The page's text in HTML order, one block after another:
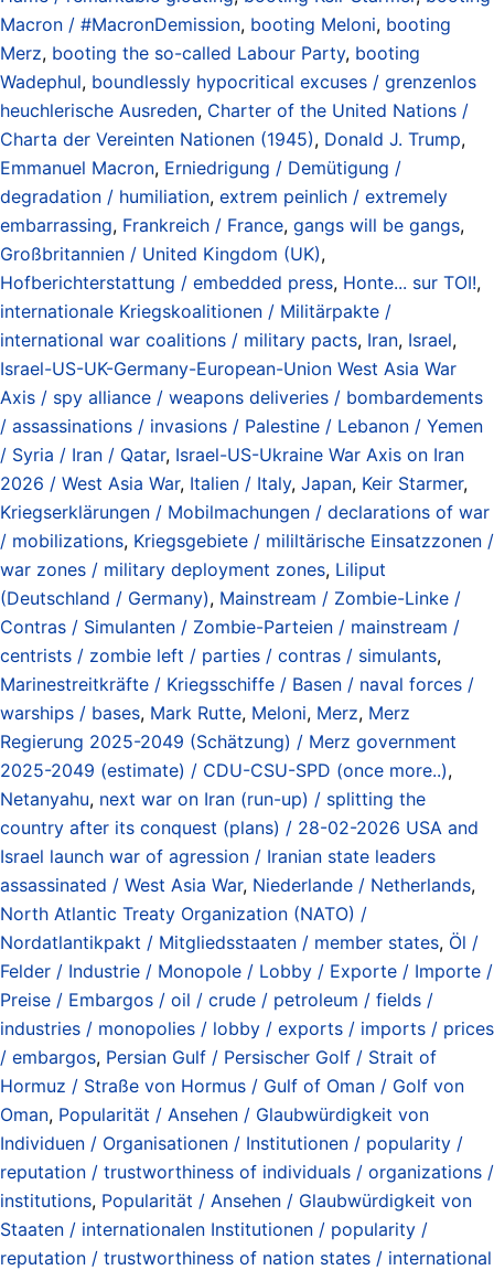
Macron / #MacronDemission, booting Meloni, booting
Merz, booting the so-called Labour Party, booting
Wadephul, boundlessly hypocritical excuses / grenzenlos
heuchlerische Ausreden, Charter of the United Nations /
Charta der Vereinten Nationen (1945), Donald J. Trump,
Emmanuel Macron, Erniedrigung / Demütigung /
degradation / humiliation, extrem peinlich / extremely
embarrassing, Frankreich / France, gangs will be gangs,
Großbritannien / United Kingdom (UK),
Hofberichterstattung / embedded press, Honte... sur TOI!,
internationale Kriegskoalitionen / Militärpakte /
international war coalitions / military pacts, Iran, Israel,
Israel-US-UK-Germany-European-Union West Asia War
Axis / spy alliance / weapons deliveries / bombardements
/ assassinations / invasions / Palestine / Lebanon / Yemen
/ Syria / Iran / Qatar, Israel-US-Ukraine War Axis on Iran
2026 / West Asia War, Italien / Italy, Japan, Keir Starmer,
Kriegserklärungen / Mobilmachungen / declarations of war
/ mobilizations, Kriegsgebiete / mililtärische Einsatzzonen /
war zones / military deployment zones, Liliput
(Deutschland / Germany), Mainstream / Zombie-Linke /
Contras / Simulanten / Zombie-Parteien / mainstream /
centrists / zombie left / parties / contras / simulants,
Marinestreitkräfte / Kriegsschiffe / Basen / naval forces /
warships / bases, Mark Rutte, Meloni, Merz, Merz
Regierung 2025-2049 (Schätzung) / Merz government
2025-2049 (estimate) / CDU-CSU-SPD (once more..),
Netanyahu, next war on Iran (run-up) / splitting the
country after its conquest (plans) / 28-02-2026 USA and
Israel launch war of agression / Iranian state leaders
assassinated / West Asia War, Niederlande / Netherlands,
North Atlantic Treaty Organization (NATO) /
Nordatlantikpakt / Mitgliedsstaaten / member states, Öl /
Felder / Industrie / Monopole / Lobby / Exporte / Importe /
Preise / Embargos / oil / crude / petroleum / fields /
industries / monopolies / lobby / exports / imports / prices
/ embargos, Persian Gulf / Persischer Golf / Strait of
Hormuz / Straße von Hormus / Gulf of Oman / Golf von
Oman, Popularität / Ansehen / Glaubwürdigkeit von
Individuen / Organisationen / Institutionen / popularity /
reputation / trustworthiness of individuals / organizations /
institutions, Popularität / Ansehen / Glaubwürdigkeit von
Staaten / internationalen Institutionen / popularity /
reputation / trustworthiness of nation states / international